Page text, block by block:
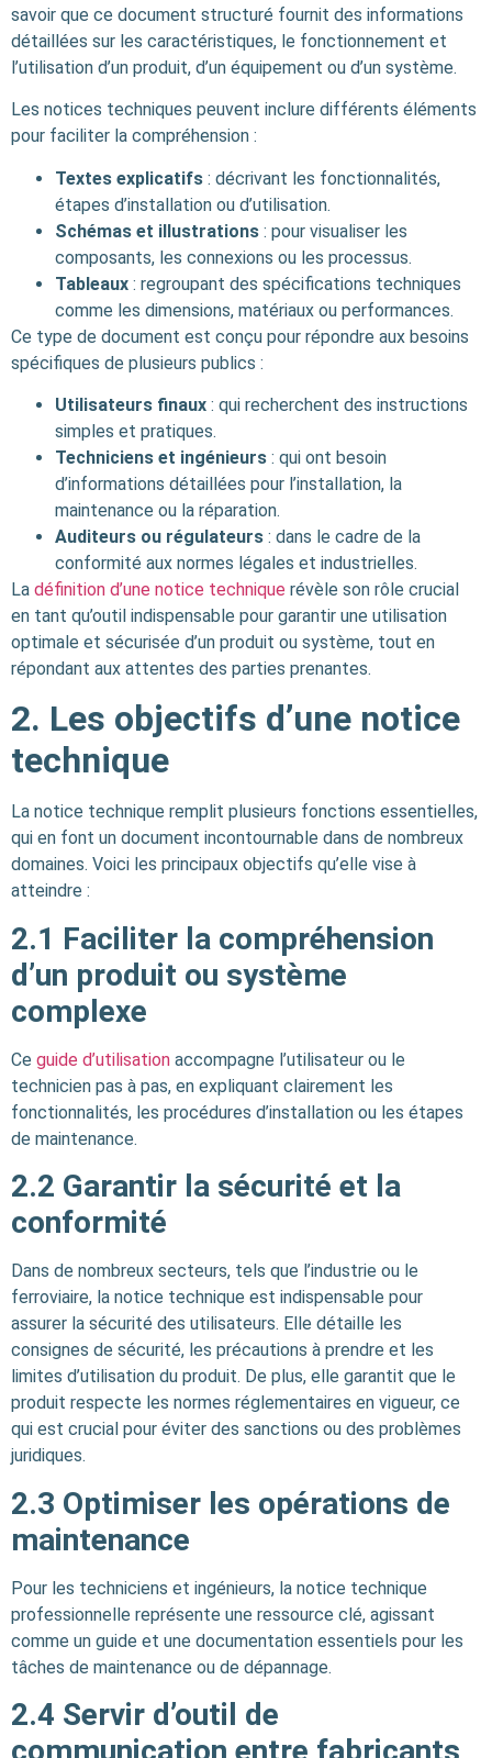
savoir que ce document structuré fournit des informations
détaillées sur les caractéristiques, le fonctionnement et
l’utilisation d’un produit, d’un équipement ou d’un système.
Les notices techniques peuvent inclure différents éléments
pour faciliter la compréhension :
Textes explicatifs : décrivant les fonctionnalités,
étapes d’installation ou d’utilisation.
Schémas et illustrations : pour visualiser les
composants, les connexions ou les processus.
Tableaux : regroupant des spécifications techniques
comme les dimensions, matériaux ou performances.
Ce type de document est conçu pour répondre aux besoins
spécifiques de plusieurs publics :
Utilisateurs finaux : qui recherchent des instructions
simples et pratiques.
Techniciens et ingénieurs : qui ont besoin
d’informations détaillées pour l’installation, la
maintenance ou la réparation.
Auditeurs ou régulateurs : dans le cadre de la
conformité aux normes légales et industrielles.
La définition d’une notice technique révèle son rôle crucial
en tant qu’outil indispensable pour garantir une utilisation
optimale et sécurisée d’un produit ou système, tout en
répondant aux attentes des parties prenantes.
2. Les objectifs d’une notice
technique
La notice technique remplit plusieurs fonctions essentielles,
qui en font un document incontournable dans de nombreux
domaines. Voici les principaux objectifs qu’elle vise à
atteindre :
2.1 Faciliter la compréhension
d’un produit ou système
complexe
Ce guide d’utilisation accompagne l’utilisateur ou le
technicien pas à pas, en expliquant clairement les
fonctionnalités, les procédures d’installation ou les étapes
de maintenance.
2.2 Garantir la sécurité et la
conformité
Dans de nombreux secteurs, tels que l’industrie ou le
ferroviaire, la notice technique est indispensable pour
assurer la sécurité des utilisateurs. Elle détaille les
consignes de sécurité, les précautions à prendre et les
limites d’utilisation du produit. De plus, elle garantit que le
produit respecte les normes réglementaires en vigueur, ce
qui est crucial pour éviter des sanctions ou des problèmes
juridiques.
2.3 Optimiser les opérations de
maintenance
Pour les techniciens et ingénieurs, la notice technique
professionnelle représente une ressource clé, agissant
comme un guide et une documentation essentiels pour les
tâches de maintenance ou de dépannage.
2.4 Servir d’outil de